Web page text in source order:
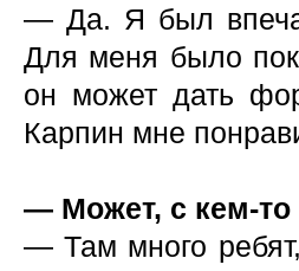
— Да. Я был
Для меня было
он может дать
Карпин мне
— Может, с кем-то
— Там много